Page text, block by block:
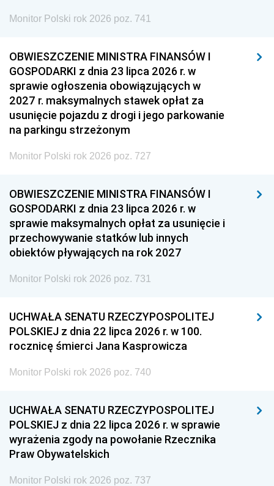
Monitor Polski rok 2026 poz. 741
OBWIESZCZENIE MINISTRA FINANSÓW I
GOSPODARKI z dnia 23 lipca 2026 r. w
sprawie ogłoszenia obowiązujących w
2027 r. maksymalnych stawek opłat za
usunięcie pojazdu z drogi i jego parkowanie
na parkingu strzeżonym
Monitor Polski rok 2026 poz. 727
OBWIESZCZENIE MINISTRA FINANSÓW I
GOSPODARKI z dnia 23 lipca 2026 r. w
sprawie maksymalnych opłat za usunięcie i
przechowywanie statków lub innych
obiektów pływających na rok 2027
Monitor Polski rok 2026 poz. 731
UCHWAŁA SENATU RZECZYPOSPOLITEJ
POLSKIEJ z dnia 22 lipca 2026 r. w 100.
rocznicę śmierci Jana Kasprowicza
Monitor Polski rok 2026 poz. 740
UCHWAŁA SENATU RZECZYPOSPOLITEJ
POLSKIEJ z dnia 22 lipca 2026 r. w sprawie
wyrażenia zgody na powołanie Rzecznika
Praw Obywatelskich
Monitor Polski rok 2026 poz. 737